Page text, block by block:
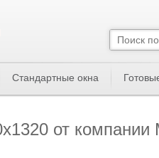
от
Стандартные окна